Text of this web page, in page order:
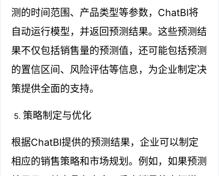
测的时间范围、产品类型等参数，ChatBI将
自动运行模型，并返回预测结果。这些预测结
果不仅包括销售量的预测值，还可能包括预测
的置信区间、风险评估等信息，为企业制定决
策提供全面的支持。
策略制定与优化
根据ChatBI提供的预测结果，企业可以制定
相应的销售策略和市场规划。例如，如果预测